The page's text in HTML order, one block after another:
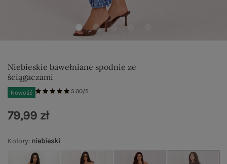
Niebieskie bawełniane spodnie ze
ściągaczami
Nowość 5.00/5
Kolory: niebieski
79,99 zł